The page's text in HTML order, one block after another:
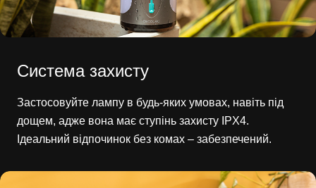
Система захисту
Застосовуйте лампу в будь-яких умовах, навіть під
дощем, адже вона має ступінь захисту IPX4.
Ідеальний відпочинок без комах – забезпечений.